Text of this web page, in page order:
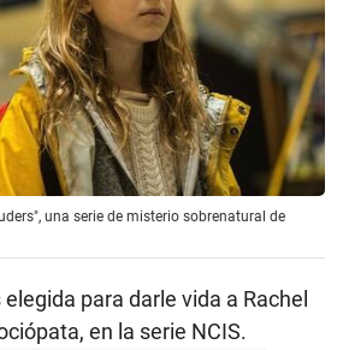
una serie de misterio sobrenatural de
para darle vida a Rachel
en la serie NCIS.